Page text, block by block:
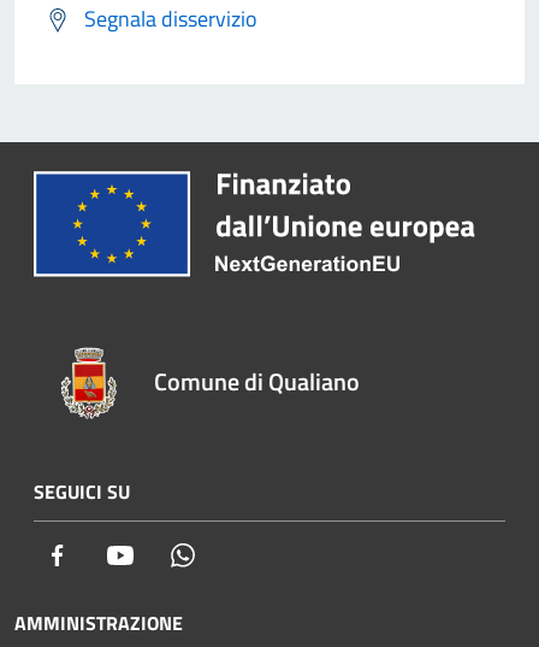
Segnala disservizio
Comune di Qualiano
SEGUICI SU
Facebook Youtube
AMMINISTRAZIONE